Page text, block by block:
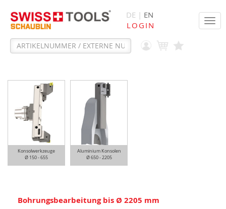
DE | EN
LOGIN
Konsolwerkzeuge
Ø 150 - 655
Aluminium Konsolen
Ø 650 - 2205
Bohrungsbearbeitung bis Ø 2205 mm